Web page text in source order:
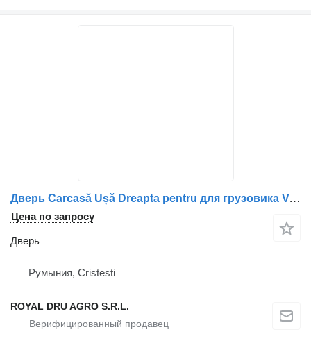
Дверь Carcasă Ușă Dreapta pentru для грузовика Volvo – Cod 3093746-11
Цена по запросу
Дверь
Румыния, Cristesti
ROYAL DRU AGRO S.R.L.